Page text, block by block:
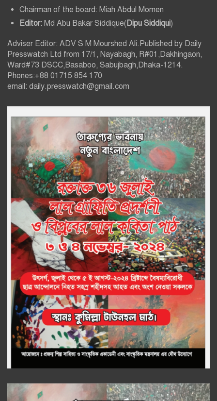
Chairman of the board: Miah Abdul Momen
Editor: Md Abu Bakar Siddique(Dipu Siddiqui)
Adviser Editor: ADV S M Mourshed Ali.Published by Daily
Presswatch Ltd from 17/1, Nayabagh, R#01,Dakhingaon,
Ward#73 DSCC,Basaboo, Sabujbagh,Dhaka-1214.
Phones:+88 01715 854 170
email: daily.presswatch@gmail.com